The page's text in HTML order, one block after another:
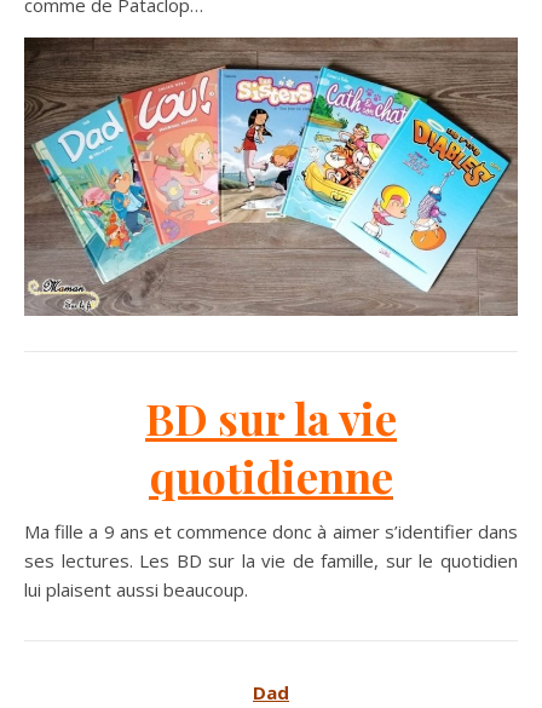
comme de Pataclop…
BD sur la vie
quotidienne
Ma fille a 9 ans et commence donc à aimer s’identifier dans
ses lectures. Les BD sur la vie de famille, sur le quotidien
lui plaisent aussi beaucoup.
Dad